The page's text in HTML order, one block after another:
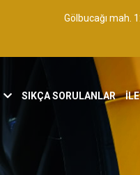
Gölbucağı mah.
SIKÇA SORULANLAR